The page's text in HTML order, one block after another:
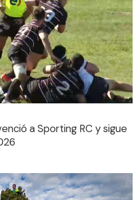
a Sporting RC y sigue